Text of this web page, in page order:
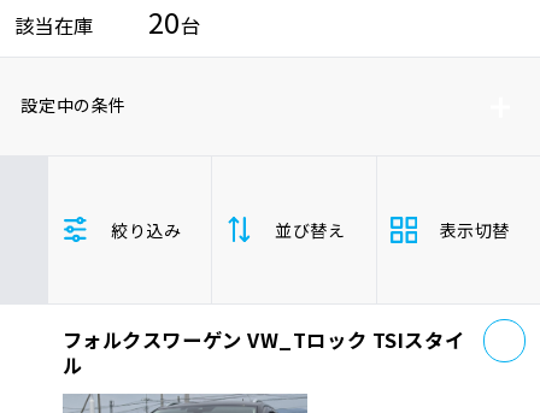
品質管理とサポート体制
お問い合わせ
該当在庫 20台
設定中の条件
絞り込み
並び替え
支払総
安い順 高
表示切替
フォルクスワーゲン VW_Tロック TSIスタイ
ル